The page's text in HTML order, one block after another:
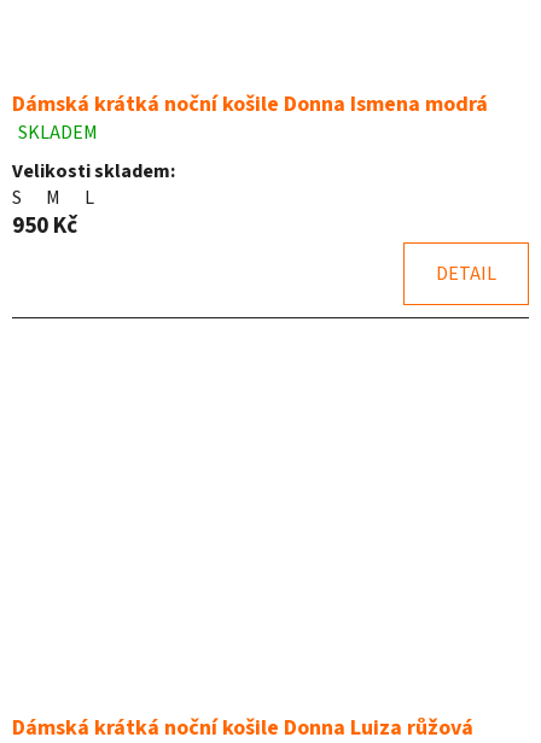
Dámská krátká noční košile Donna Ismena modrá
Průměrné
hodnocení
produktu
je
5,0
hvězdiček.
SKLADEM
Velikosti skladem:
S
M L
950 Kč
DETAIL
Dámská krátká noční košile Donna Luiza růžová